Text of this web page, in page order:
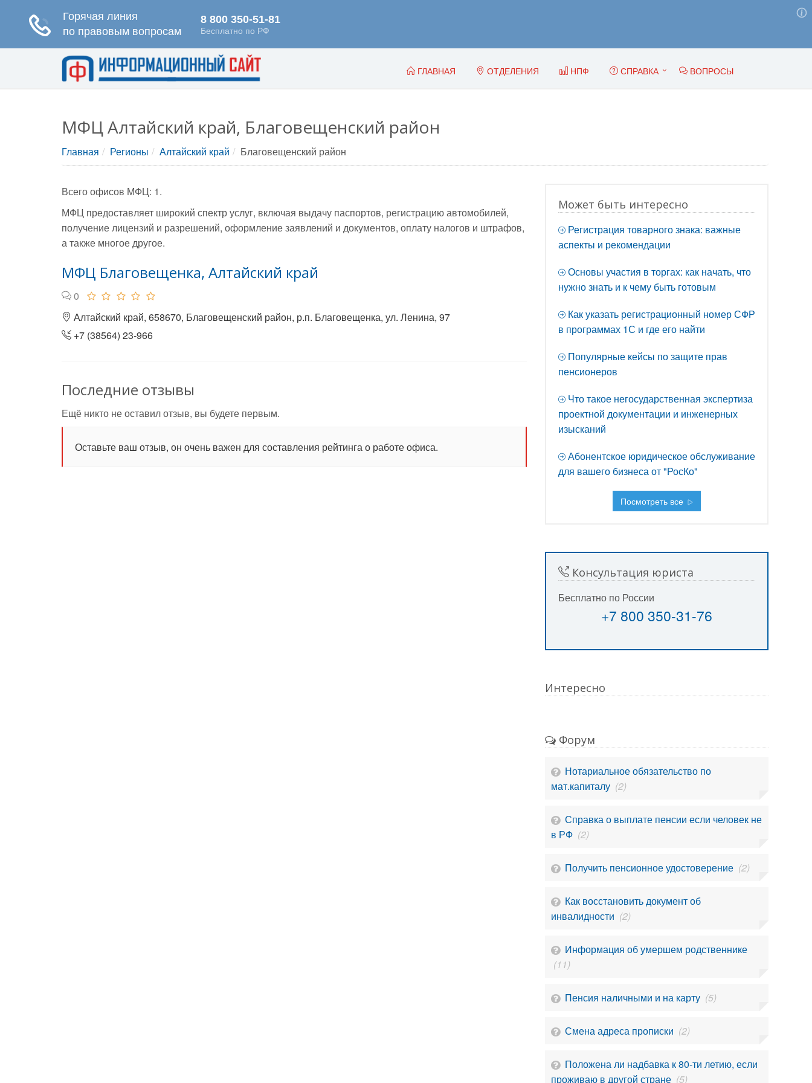
ГЛАВНАЯ ОТДЕЛЕНИЯ НПФ СПРАВКА ВОПРОСЫ
МФЦ Алтайский край, Благовещенский район
Главная Регионы Алтайский край Благовещенский район
Всего офисов МФЦ: 1.
МФЦ предоставляет широкий спектр услуг, включая выдачу паспортов, регистрацию автомобилей,
получение лицензий и разрешений, оформление заявлений и документов, оплату налогов и штрафов,
а также многое другое.
МФЦ Благовещенка, Алтайский край
0
Алтайский край, 658670, Благовещенский район, р.п. Благовещенка, ул. Ленина, 97
+7 (38564) 23-966
Последние отзывы
Ещё никто не оставил отзыв, вы будете первым.
Оставьте ваш отзыв, он очень важен для составления рейтинга о работе офиса.
Может быть интересно
Регистрация товарного знака: важные
аспекты и рекомендации
Основы участия в торгах: как начать, что
нужно знать и к чему быть готовым
Как указать регистрационный номер СФР
в программах 1С и где его найти
Популярные кейсы по защите прав
пенсионеров
Что такое негосударственная экспертиза
проектной документации и инженерных
изысканий
Абонентское юридическое обслуживание
для вашего бизнеса от "РосКо"
Посмотреть все
Консультация юриста
Бесплатно по России
+7 800 350-31-76
Интересно
Форум
Нотариальное обязательство по
мат.капиталу (2)
Справка о выплате пенсии если человек не
в РФ (2)
Получить пенсионное удостоверение (2)
Как восстановить документ об
инвалидности (2)
Информация об умершем родственнике
(11)
Пенсия наличными и на карту (5)
Смена адреса прописки (2)
Положена ли надбавка к 80-ти летию, если
проживаю в другой стране (5)